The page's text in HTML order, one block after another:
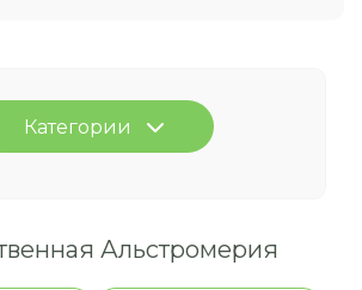
Категории
Альстромерия